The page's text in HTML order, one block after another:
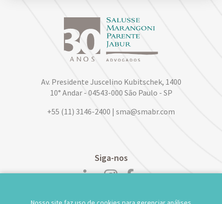
Av. Presidente Juscelino Kubitschek, 1400
10° Andar - 04543-000 São Paulo - SP
+55 (11) 3146-2400 | sma@smabr.com
Siga-nos